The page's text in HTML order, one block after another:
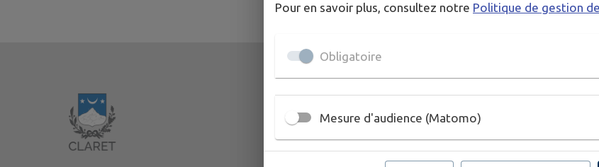
Pour en savoir plus, consultez notre Politique de gestion
Obligatoire
Mesure d'audience (Matomo)